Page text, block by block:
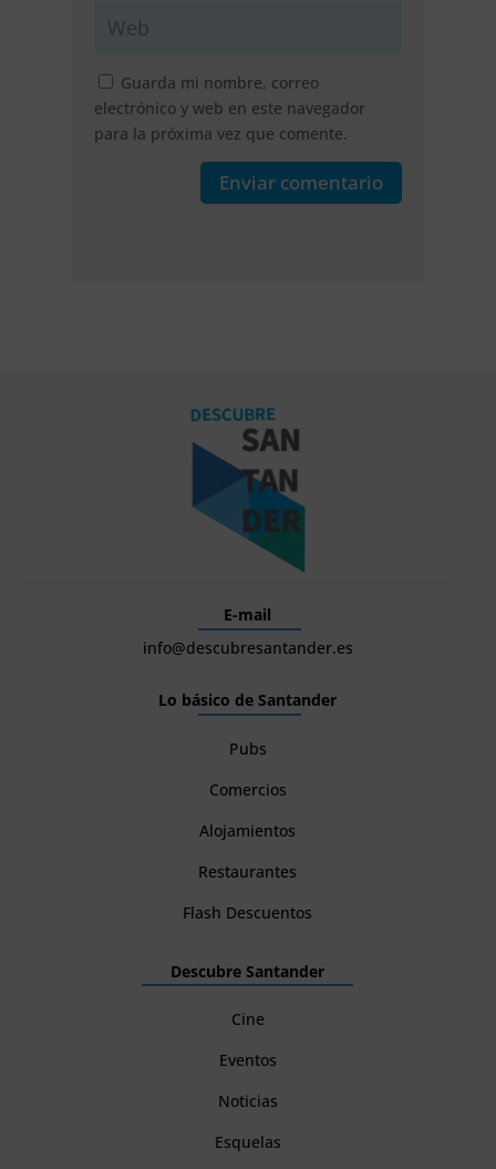
Guarda mi nombre, correo
electrónico y web en este navegador
para la próxima vez que comente.
Enviar comentario
E-mail
info@descubresantander.es
Lo básico de Santander
Pubs
Comercios
Alojamientos
Restaurantes
Flash Descuentos
Descubre Santander
Cine
Eventos
Noticias
Esquelas